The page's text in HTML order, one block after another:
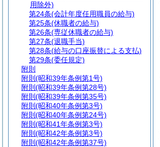
用除外)
第24条(会計年度任用職員の給与)
第25条(休職者の給与)
第26条(専従休職者の給与)
第27条(退職手当)
第28条(給与の口座振替による支払)
第29条(委任規定)
附則
附則 (昭和39年条例第1号)
附則 (昭和39年条例第28号)
附則 (昭和39年条例第35号)
附則 (昭和40年条例第3号)
附則 (昭和40年条例第24号)
附則 (昭和41年条例第3号)
附則 (昭和42年条例第3号)
附則 (昭和42年条例第37号)